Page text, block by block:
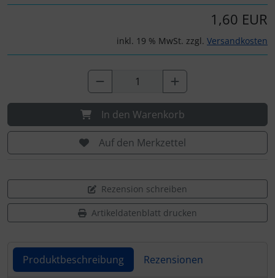
1,60 EUR
inkl. 19 % MwSt. zzgl. Versandkosten
In den Warenkorb
Auf den Merkzettel
Rezension schreiben
Artikeldatenblatt drucken
Produktbeschreibung Rezensionen